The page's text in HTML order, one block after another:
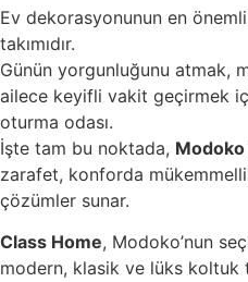
Ev dekorasyonunun en
takımıdır.
Günün yorgunluğunu atmak,
ailece keyifli vakit geçirmek
oturma odası.
İşte tam bu noktada, Modoko
zarafet, konforda
çözümler sunar.
Class Home, Modoko’nun
modern, klasik ve lüks koltuk